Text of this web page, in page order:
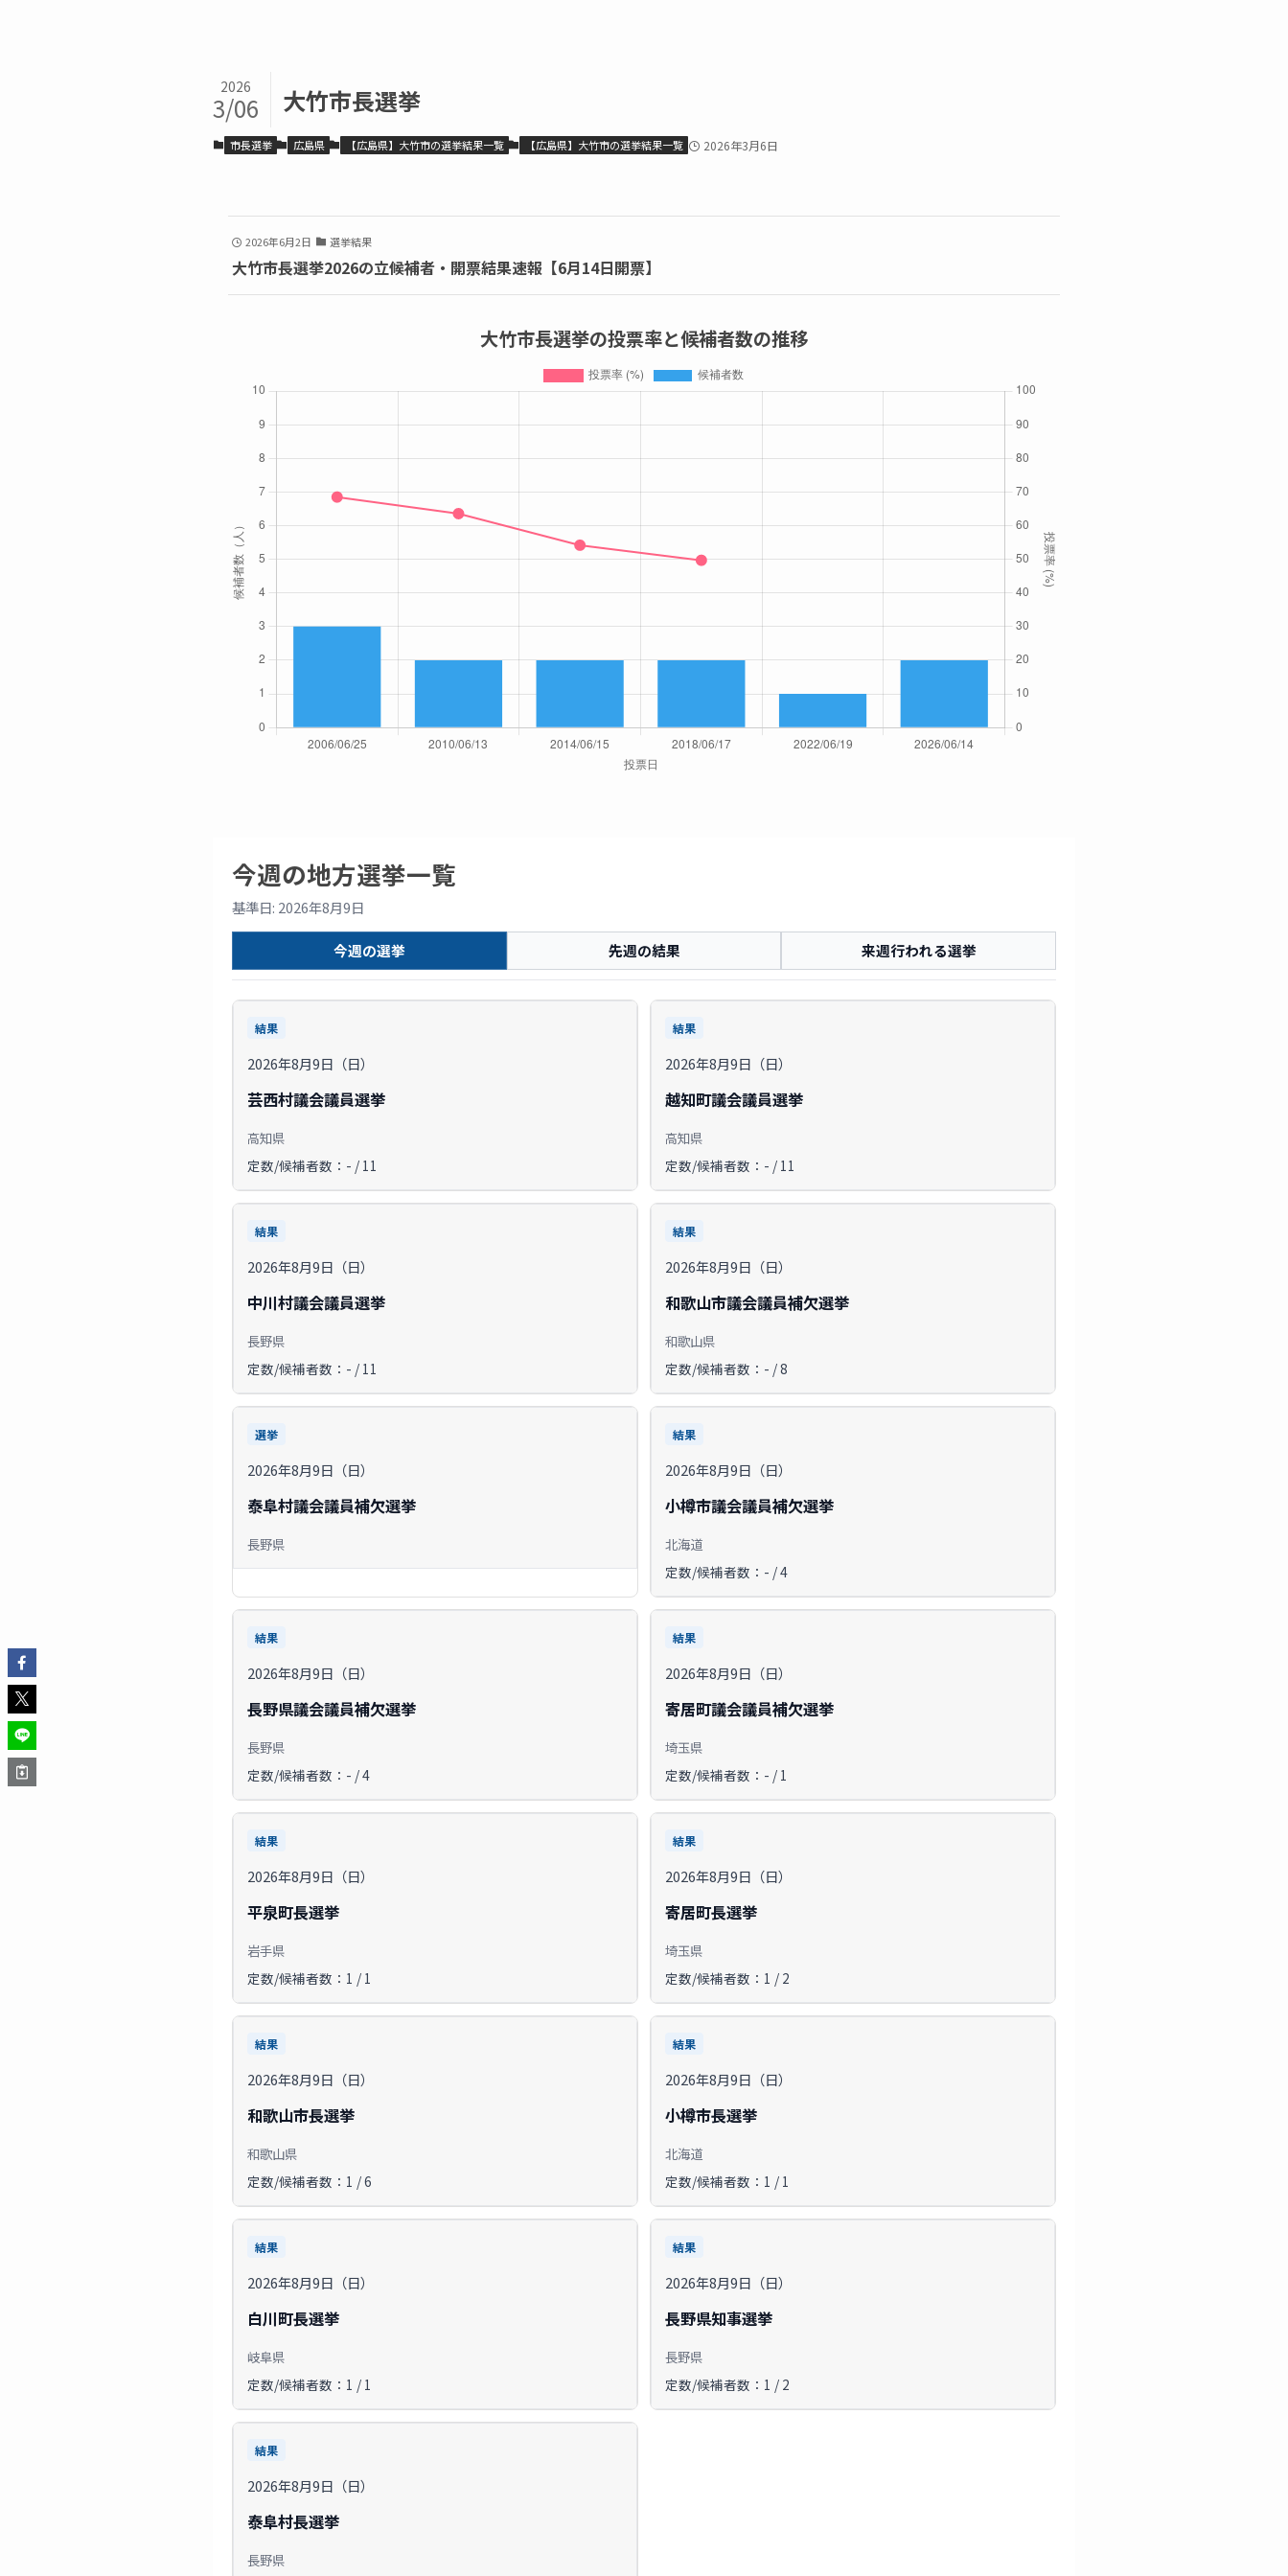
大竹市長選挙
2026
3/06
市長選挙 広島県 【広島県】大竹市の選挙結果一覧 【広島県】大竹市の選挙結果一覧 2026年3月6日
2026年6月2日 選挙結果
大竹市長選挙2026の立候補者・開票結果速報【6月14日開票】
大竹市長選挙の投票率と候補者数の推移
今週の地方選挙一覧
基準日: 2026年8月9日
今週の選挙 先週の結果 来週行われる選挙
結果
2026年8月9日（日）
芸西村議会議員選挙
高知県
定数/候補者数：- / 11
結果
2026年8月9日（日）
越知町議会議員選挙
高知県
定数/候補者数：- / 11
結果
2026年8月9日（日）
中川村議会議員選挙
長野県
定数/候補者数：- / 11
結果
2026年8月9日（日）
和歌山市議会議員補欠選挙
和歌山県
定数/候補者数：- / 8
選挙
2026年8月9日（日）
泰阜村議会議員補欠選挙
長野県
結果
2026年8月9日（日）
小樽市議会議員補欠選挙
北海道
定数/候補者数：- / 4
結果
2026年8月9日（日）
長野県議会議員補欠選挙
長野県
定数/候補者数：- / 4
結果
2026年8月9日（日）
寄居町議会議員補欠選挙
埼玉県
定数/候補者数：- / 1
結果
2026年8月9日（日）
平泉町長選挙
岩手県
定数/候補者数：1 / 1
結果
2026年8月9日（日）
寄居町長選挙
埼玉県
定数/候補者数：1 / 2
結果
2026年8月9日（日）
和歌山市長選挙
和歌山県
定数/候補者数：1 / 6
結果
2026年8月9日（日）
小樽市長選挙
北海道
定数/候補者数：1 / 1
結果
2026年8月9日（日）
白川町長選挙
岐阜県
定数/候補者数：1 / 1
結果
2026年8月9日（日）
長野県知事選挙
長野県
定数/候補者数：1 / 2
結果
2026年8月9日（日）
泰阜村長選挙
長野県